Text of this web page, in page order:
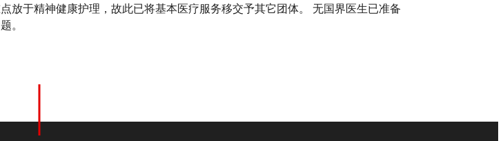
放于精神健康护理，故此已将基本医疗服务移交予其它团体。 无国界医生已准备
。